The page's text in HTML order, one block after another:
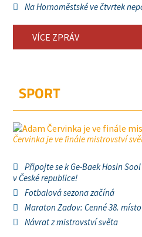
Na Hornoměstské ve čtvrtek
VÍCE ZPRÁV
SPORT
Červinka je ve finále mistrovství
Připojte se k Ge-Baek Hosin
v České republice!
Fotbalová sezona začíná
Maraton Zadov: Cenné 38.
Návrat z mistrovství světa